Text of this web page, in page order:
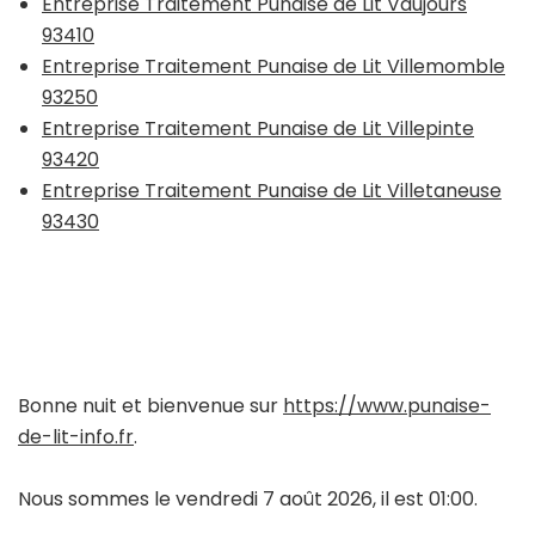
93410
Entreprise Traitement Punaise de Lit Villemomble
93250
Entreprise Traitement Punaise de Lit Villepinte
93420
Entreprise Traitement Punaise de Lit Villetaneuse
93430
Bonne nuit et bienvenue sur https://www.punaise-
de-lit-info.fr.
Nous sommes le vendredi 7 août 2026, il est 01:00.